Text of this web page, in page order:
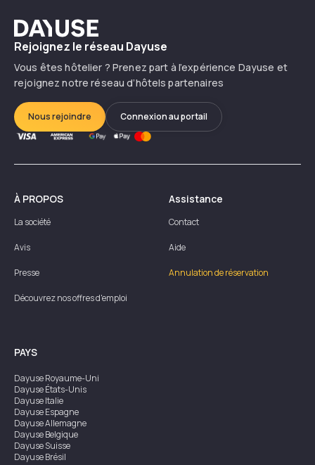
Dayuse
Rejoignez le réseau Dayuse
Vous êtes hôtelier ? Prenez part à l’expérience Dayuse et
rejoignez notre réseau d’hôtels partenaires
Nous rejoindre Connexion au portail
À PROPOS
La société
Avis
Presse
Découvrez nos offres d'emploi
Assistance
Contact
Aide
Annulation de réservation
PAYS
DayuseRoyaume-Uni
DayuseÉtats-Unis
DayuseItalie
DayuseEspagne
DayuseAllemagne
DayuseBelgique
DayuseSuisse
DayuseBrésil